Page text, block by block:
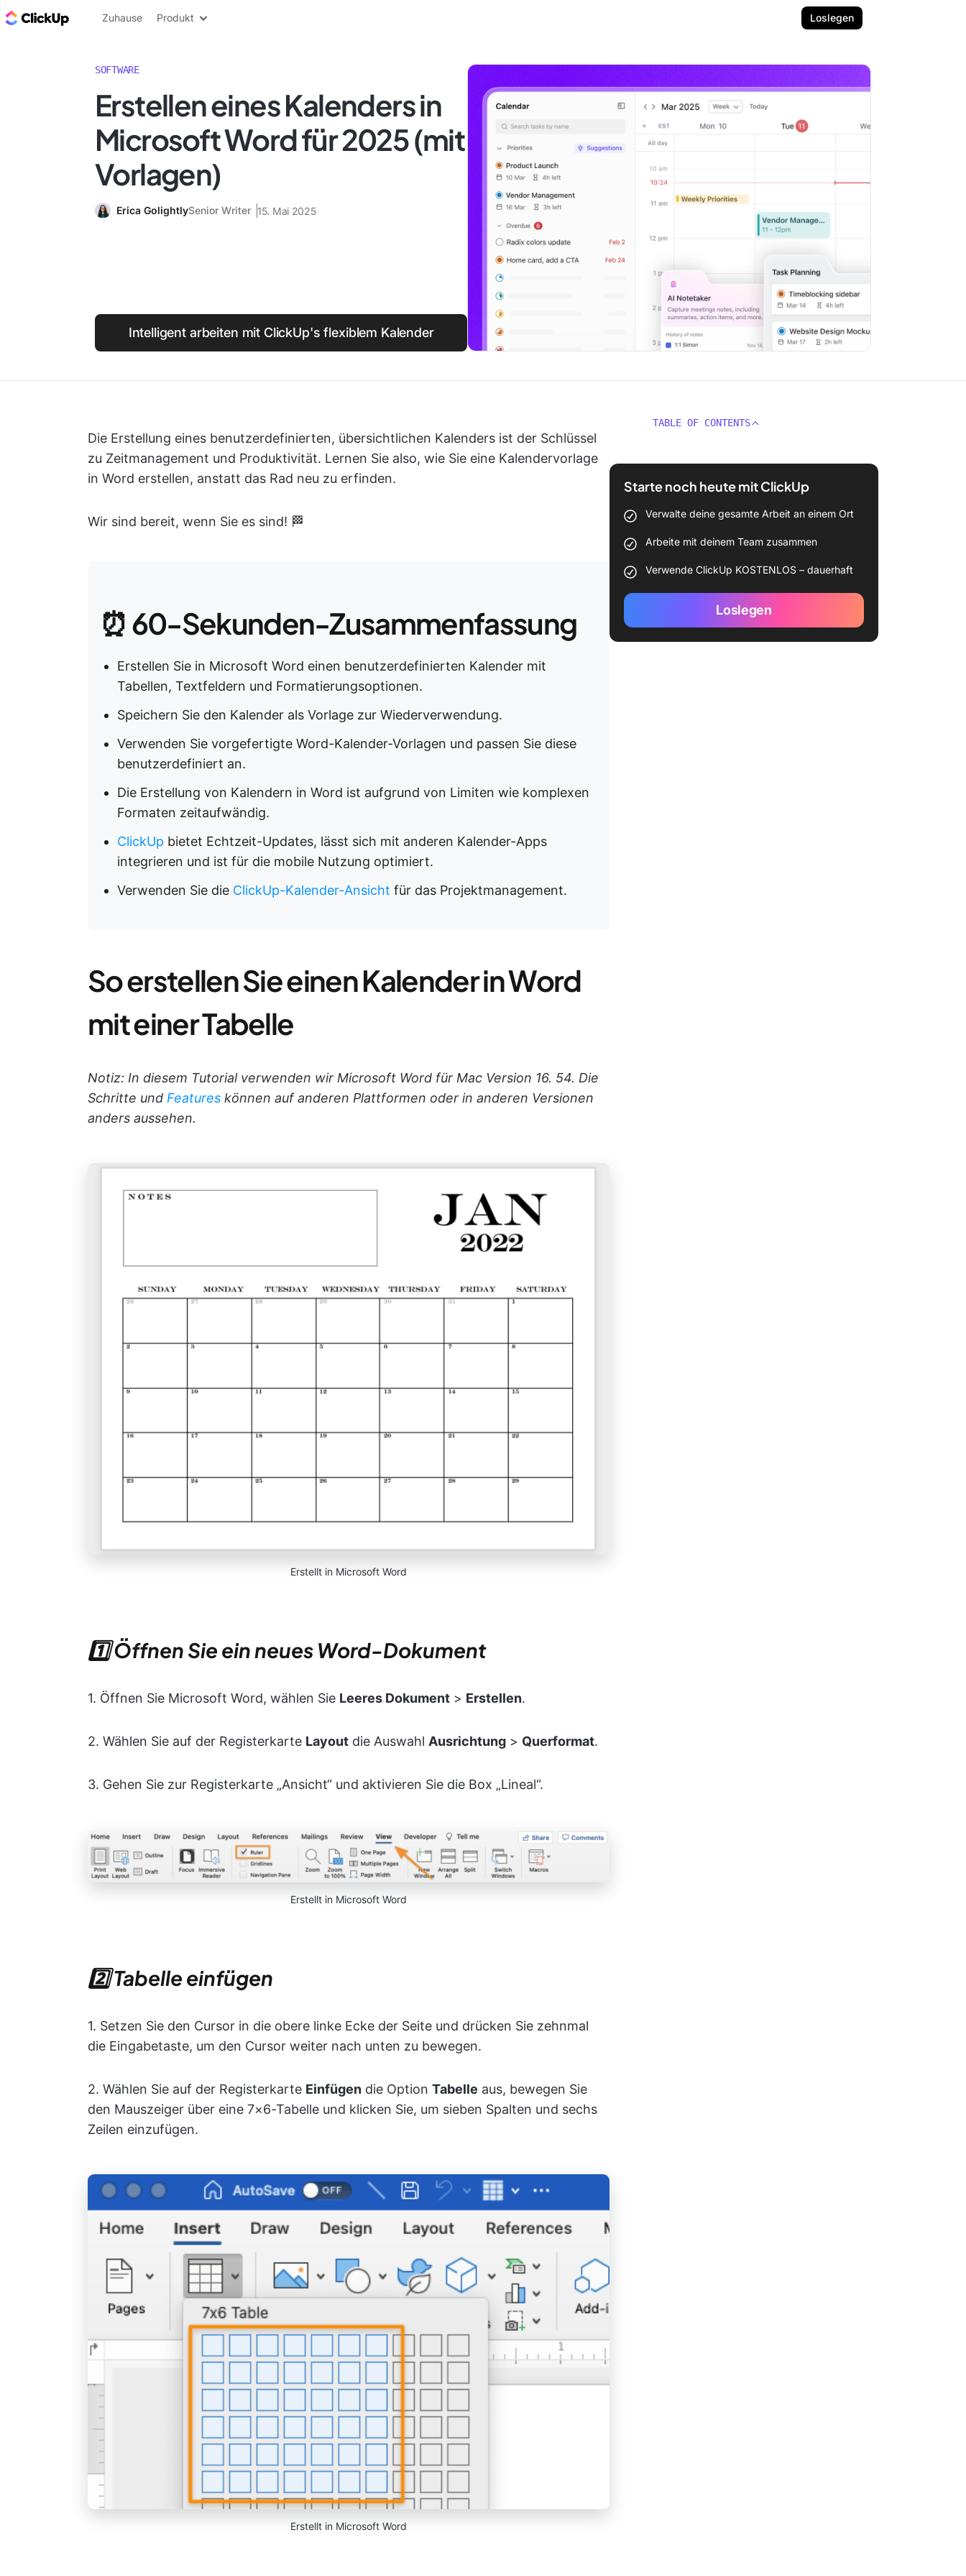
ClickUp Blog
Zuhause Produkt Loslegen
SOFTWARE
Erstellen eines Kalenders in
Microsoft Word für 2025 (mit
Vorlagen)
Erica GolightlySenior Writer 15. Mai 2025
Intelligent arbeiten mit ClickUp's flexiblem Kalender
Die Erstellung eines benutzerdefinierten, übersichtlichen Kalenders ist der Schlüssel
zu Zeitmanagement und Produktivität. Lernen Sie also, wie Sie eine Kalendervorlage
in Word erstellen, anstatt das Rad neu zu erfinden.
Wir sind bereit, wenn Sie es sind! 🏁
⏰ 60-Sekunden-Zusammenfassung
Erstellen Sie in Microsoft Word einen benutzerdefinierten Kalender mit
Tabellen, Textfeldern und Formatierungsoptionen.
Speichern Sie den Kalender als Vorlage zur Wiederverwendung.
Verwenden Sie vorgefertigte Word-Kalender-Vorlagen und passen Sie diese
benutzerdefiniert an.
Die Erstellung von Kalendern in Word ist aufgrund von Limiten wie komplexen
Formaten zeitaufwändig.
ClickUp bietet Echtzeit-Updates, lässt sich mit anderen Kalender-Apps
integrieren und ist für die mobile Nutzung optimiert.
Verwenden Sie die ClickUp-Kalender-Ansicht für das Projektmanagement.
So erstellen Sie einen Kalender in Word
mit einer Tabelle
Notiz: In diesem Tutorial verwenden wir Microsoft Word für Mac Version 16. 54. Die
Schritte und Features können auf anderen Plattformen oder in anderen Versionen
anders aussehen.
Erstellt in Microsoft Word
1️⃣ Öffnen Sie ein neues Word-Dokument
1. Öffnen Sie Microsoft Word, wählen Sie Leeres Dokument > Erstellen.
2. Wählen Sie auf der Registerkarte Layout die Auswahl Ausrichtung > Querformat.
3. Gehen Sie zur Registerkarte „Ansicht“ und aktivieren Sie die Box „Lineal“.
Erstellt in Microsoft Word
2️⃣ Tabelle einfügen
1. Setzen Sie den Cursor in die obere linke Ecke der Seite und drücken Sie zehnmal
die Eingabetaste, um den Cursor weiter nach unten zu bewegen.
2. Wählen Sie auf der Registerkarte Einfügen die Option Tabelle aus, bewegen Sie
den Mauszeiger über eine 7×6-Tabelle und klicken Sie, um sieben Spalten und sechs
Zeilen einzufügen.
Erstellt in Microsoft Word
TABLE OF CONTENTS
Starte noch heute mit ClickUp
Verwalte deine gesamte Arbeit an einem Ort
Arbeite mit deinem Team zusammen
Verwende ClickUp KOSTENLOS – dauerhaft
Loslegen